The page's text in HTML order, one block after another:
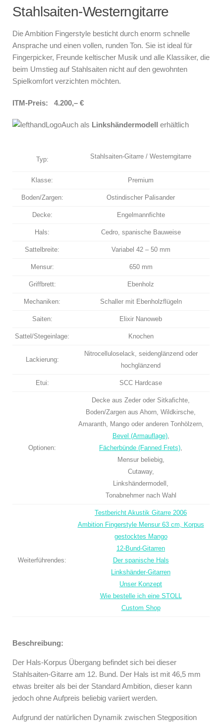
Stahlsaiten-Westerngitarre
Die Ambition Fingerstyle besticht durch enorm schnelle
Ansprache und einen vollen, runden Ton. Sie ist ideal für
Fingerpicker, Freunde keltischer Musik und alle Klassiker, die
beim Umstieg auf Stahlsaiten nicht auf den gewohnten
Spielkomfort verzichten möchten.
ITM-Preis: 4.200,– €
Auch als Linkshändermodell erhältlich
Typ: Stahlsaiten-Gitarre / Westerngitarre
Klasse: Premium
Boden/Zargen: Ostindischer Palisander
Decke: Engelmannfichte
Hals: Cedro, spanische Bauweise
Sattelbreite: Variabel 42 – 50 mm
Mensur: 650 mm
Griffbrett: Ebenholz
Mechaniken: Schaller mit Ebenholzflügeln
Saiten: Elixir Nanoweb
Sattel/Stegeinlage: Knochen
Lackierung:
Nitrocelluloselack, seidenglänzend oder
hochglänzend
Etui: SCC Hardcase
Optionen:
Decke aus Zeder oder Sitkafichte,
Boden/Zargen aus Ahorn, Wildkirsche,
Amaranth, Mango oder anderen Tonhölzern,
Bevel (Armauflage),
Fächerbünde (Fanned Frets),
Mensur beliebig,
Cutaway,
Linkshändermodell,
Tonabnehmer nach Wahl
Weiterführendes:
Testbericht Akustik Gitarre 2006
Ambition Fingerstyle Mensur 63 cm, Korpus
gestocktes Mango
12-Bund-Gitarren
Der spanische Hals
Linkshänder-Gitarren
Unser Konzept
Wie bestelle ich eine STOLL
Custom Shop
Beschreibung:
Der Hals-Korpus Übergang befindet sich bei dieser
Stahlsaiten-Gitarre am 12. Bund. Der Hals ist mit 46,5 mm
etwas breiter als bei der Standard Ambition, dieser kann
jedoch ohne Aufpreis beliebig variiert werden.
Aufgrund der natürlichen Dynamik zwischen Stegposition